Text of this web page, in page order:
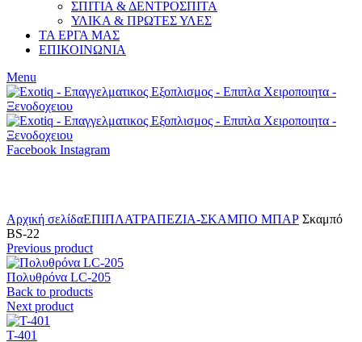
ΣΠΙΤΙΑ & ΔΕΝΤΡΟΣΠΙΤΑ
ΥΛΙΚΑ & ΠΡΩΤΕΣ ΥΛΕΣ
ΤΑ ΕΡΓΑ ΜΑΣ
ΕΠΙΚΟΙΝΩΝΙΑ
Menu
Facebook Instagram
Αρχική σελίδαΕΠΙΠΛΑΤΡΑΠΕΖΙΑ-ΣΚΑΜΠΟ ΜΠΑΡ Σκαμπό
BS-22
Previous product
Πολυθρόνα LC-205
Back to products
Next product
T-401